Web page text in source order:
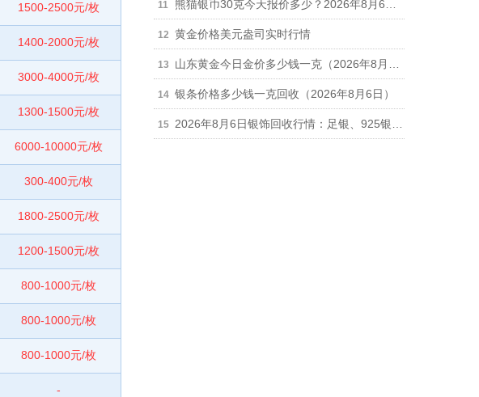
1500-2500元/枚
1400-2000元/枚
3000-4000元/枚
1300-1500元/枚
6000-10000元/枚
300-400元/枚
1800-2500元/枚
1200-1500元/枚
800-1000元/枚
800-1000元/枚
800-1000元/枚
-
黄金价格美元盎司实时行情
银条价格多少钱一克回收（2026年8月6日）